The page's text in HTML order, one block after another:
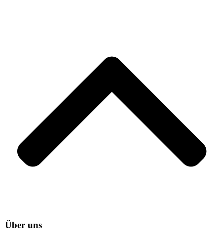
Über uns